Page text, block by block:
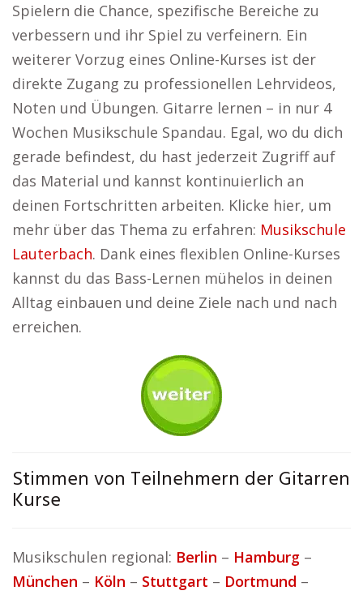
Spielern die Chance, spezifische Bereiche zu
verbessern und ihr Spiel zu verfeinern. Ein
weiterer Vorzug eines Online-Kurses ist der
direkte Zugang zu professionellen Lehrvideos,
Noten und Übungen. Gitarre lernen – in nur 4
Wochen Musikschule Spandau. Egal, wo du dich
gerade befindest, du hast jederzeit Zugriff auf
das Material und kannst kontinuierlich an
deinen Fortschritten arbeiten. Klicke hier, um
mehr über das Thema zu erfahren: Musikschule
Lauterbach. Dank eines flexiblen Online-Kurses
kannst du das Bass-Lernen mühelos in deinen
Alltag einbauen und deine Ziele nach und nach
erreichen.
Stimmen von Teilnehmern der Gitarren
Kurse
Musikschulen regional: Berlin – Hamburg –
München – Köln – Stuttgart – Dortmund –